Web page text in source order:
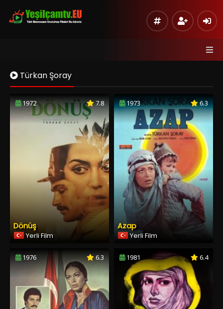
Türkan Şoray
1972 7.8
Dönüş
Yerli Film
1973 6.3
Azap
Yerli Film
1976 6.3 1981 6.4